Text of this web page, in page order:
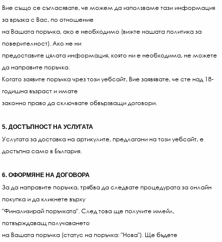
€
-
/
Вие също се съгласявате, че можем да използваме тази информация
за връзка с Вас, по отношение
на Вашата поръчка, ако е необходимо (вижте нашата политика за
поверителност). Ако не ни
предоставите цялата информация, която ни е необходима, не можете
да направите поръчка.
Когато заявите поръчка чрез този уебсайт, Вие заявявате, че сте над 18-
годишна възраст и имате
законно право да сключвате обвързващи договори.
5. ДОСТЪПНОСТ НА УСЛУГАТА
Услугата за доставка на артикулите, предлагани на този уебсайт, е
достъпна само в България.
6. ОФОРМЯНЕ НА ДОГОВОРА
За да направите поръчка, трябва да следвате процедурата за онлайн
покупка и да кликнете върху
"Финализирай поръчката". След това ще получите имейл,
потвърждаващ получаването
на Вашата поръчка (статус на поръчка: "Нова"). Ще бъдете